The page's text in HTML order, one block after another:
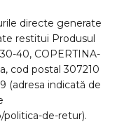
directe generate
restitui Produsul
40, COPERTINA-
cod postal 307210
(adresa indicată de
de-retur).